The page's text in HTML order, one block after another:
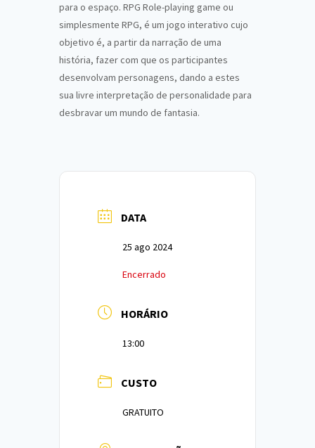
para o espaço. RPG Role-playing game ou
simplesmente RPG, é um jogo interativo cujo
objetivo é, a partir da narração de uma
história, fazer com que os participantes
desenvolvam personagens, dando a estes
sua livre interpretação de personalidade para
desbravar um mundo de fantasia.
DATA
25 ago 2024
Encerrado
HORÁRIO
13:00
CUSTO
GRATUITO